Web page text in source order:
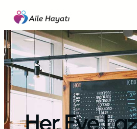
İçeriğe
geç
Her Eve